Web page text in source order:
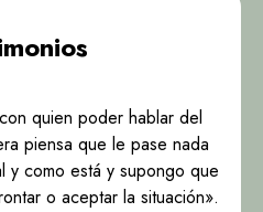
quien poder hablar del
piensa que le pase nada
y como está y supongo que
o aceptar la situación».